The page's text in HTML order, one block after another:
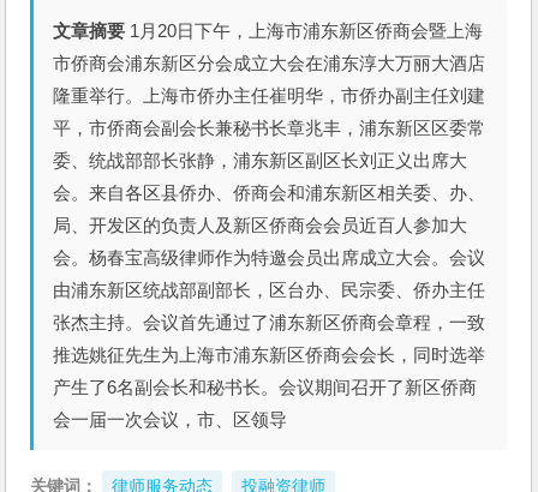
文章摘要 1月20日下午，上海市浦东新区侨商会暨上海
市侨商会浦东新区分会成立大会在浦东淳大万丽大酒店
隆重举行。上海市侨办主任崔明华，市侨办副主任刘建
平，市侨商会副会长兼秘书长章兆丰，浦东新区区委常
委、统战部部长张静，浦东新区副区长刘正义出席大
会。来自各区县侨办、侨商会和浦东新区相关委、办、
局、开发区的负责人及新区侨商会会员近百人参加大
会。杨春宝高级律师作为特邀会员出席成立大会。会议
由浦东新区统战部副部长，区台办、民宗委、侨办主任
张杰主持。会议首先通过了浦东新区侨商会章程，一致
推选姚征先生为上海市浦东新区侨商会会长，同时选举
产生了6名副会长和秘书长。会议期间召开了新区侨商
会一届一次会议，市、区领导
关键词： 律师服务动态 投融资律师